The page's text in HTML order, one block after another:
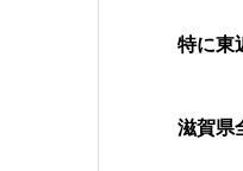
特に東
滋賀県